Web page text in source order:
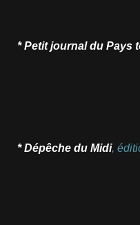
* Petit journal du Pays
* Dépêche du Midi,